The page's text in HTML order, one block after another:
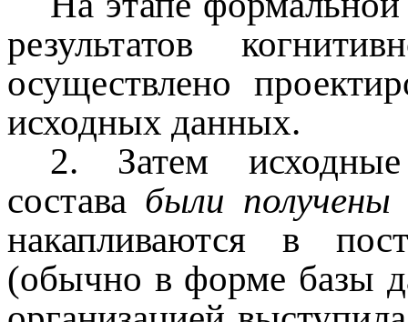
результатов
осуществлено
исходных данных.
2. Затем исходные
состава были получены
накапливаются в
(обычно в форме базы